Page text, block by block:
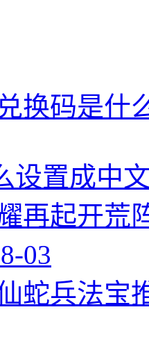
换码是什
设置成中
再起开荒
03
蛇兵法宝